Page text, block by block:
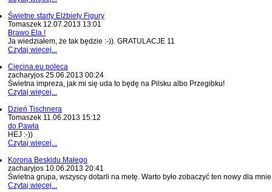
Świetne starty Elżbiety Figury
Tomaszek 12.07.2013 13:01
Brawo Ela !
Ja wiedziałem, że tak będzie :-)). GRATULACJE 11
Czytaj więcej...
Cięcina.eu poleca
zacharyjos 25.06.2013 00:24
Świetna impreza, jak mi się uda to będę na Pilsku albo Przegibku!
Czytaj więcej...
Dzień Tischnera
Tomaszek 11.06.2013 15:12
do Pawła
HEJ :-))
Czytaj więcej...
Korona Beskidu Małego
zacharyjos 10.06.2013 20:41
Świetna grupa, wszyscy dotarli na metę. Warto było zobaczyć ten nowy dla mnie
Czytaj więcej...